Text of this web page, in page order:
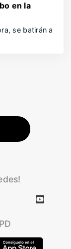
en la
se batirán a